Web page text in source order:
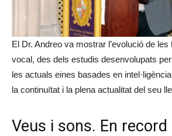
El Dr. Andreo va mostrar l’evolució de les
vocal, des dels estudis desenvolupats
les actuals eines basades en
la continuïtat i la plena actualitat del seu
Veus i sons. En record